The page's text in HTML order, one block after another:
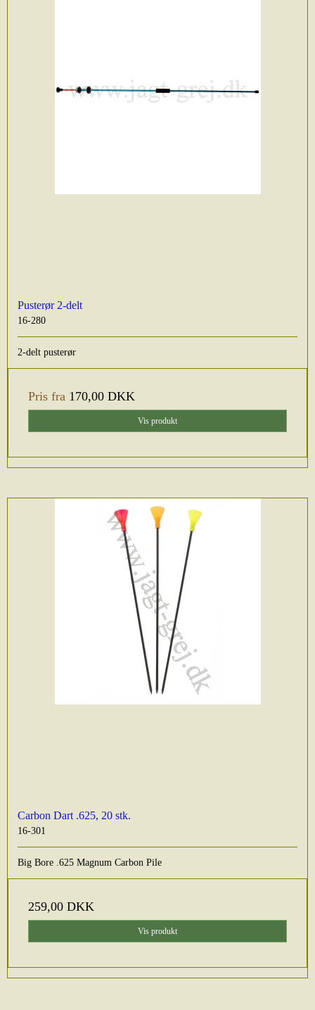
Pusterør 2-delt
16-280
2-delt pusterør
Pris fra 170,00 DKK
Vis produkt
Carbon Dart .625, 20 stk.
16-301
Big Bore .625 Magnum Carbon Pile
259,00 DKK
Vis produkt